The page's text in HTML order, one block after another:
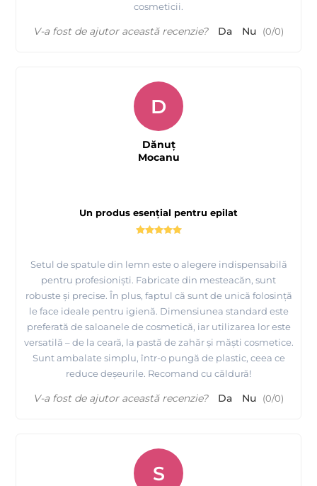
cosmeticii.
V-a fost de ajutor această recenzie? Da Nu (0/0)
Un produs esențial pentru epilat
Setul de spatule din lemn este o alegere indispensabilă
pentru profesioniști. Fabricate din mesteacăn, sunt
robuste și precise. În plus, faptul că sunt de unică folosință
le face ideale pentru igienă. Dimensiunea standard este
preferată de saloanele de cosmetică, iar utilizarea lor este
versatilă – de la ceară, la pastă de zahăr și măști cosmetice.
Sunt ambalate simplu, într-o pungă de plastic, ceea ce
reduce deșeurile. Recomand cu căldură!
D
Dănuț
Mocanu
V-a fost de ajutor această recenzie? Da Nu (0/0)
S